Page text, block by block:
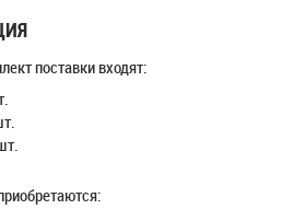
поставки входят: